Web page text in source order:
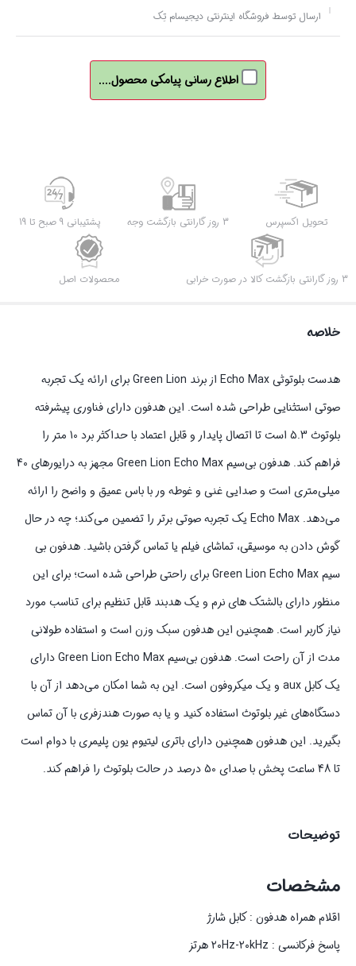
ارسال توسط فروشگاه اینترنتی دیجیسام تِک
اطلاع رسانی پیامکی محصول....
تحویل اکسپرس 3 روز گارانتی بازگشت وجه پشتیبانی 9 صبح تا 19
3 روز گارانتی بازگشت کالا در صورت خرابی محصولات اصل
خلاصه
هدست بلوتوثی Echo Max از برند Green Lion برای ارائه یک تجربه
صوتی استثنایی طراحی شده است. این هدفون دارای فناوری پیشرفته
بلوتوث 5.3 است تا اتصال پایدار و قابل اعتماد با حداکثر برد 10 متر را
فراهم کند. هدفون بی‌سیم Green Lion Echo Max مجهز به درایورهای 40
میلی‌متری است و صدایی غنی و غوطه ور با باس عمیق و واضح را ارائه
می‌دهد. Echo Max یک تجربه صوتی برتر را تضمین می‌کند؛ چه در حال
گوش دادن به موسیقی، تماشای فیلم یا تماس گرفتن باشید. هدفون بی
سیم Green Lion Echo Max برای راحتی طراحی شده است؛ برای این
منظور دارای بالشتک های نرم و یک هدبند قابل تنظیم برای تناسب مورد
نیاز کاربر است. همچنین این هدفون سبک وزن است و استفاده طولانی
مدت از آن راحت است. هدفون بی‌سیم Green Lion Echo Max دارای
یک کابل aux و یک میکروفون است. این به شما امکان می‌دهد از آن‌ با
دستگاه‌های غیر بلوتوث استفاده کنید و یا به صورت هندزفری با آن تماس
بگیرید. این هدفون همچنین دارای باتری لیتیوم یون پلیمری با دوام است
تا 48 ساعت پخش با صدای 50 درصد در حالت بلوتوث را فراهم کند.
توضیحات
مشخصات
اقلام همراه هدفون : کابل شارژ
پاسخ فرکانسی : ۲۰Hz-۲۰kHz هرتز